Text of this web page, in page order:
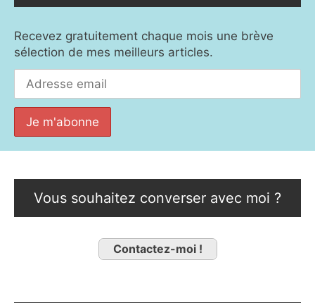
Recevez gratuitement chaque mois une brève
sélection de mes meilleurs articles.
Vous souhaitez converser avec moi ?
Contactez-moi !